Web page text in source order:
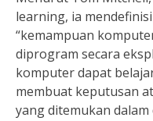
learning, ia
“kemampuan
diprogram secara
komputer dapat
membuat keputusan
yang ditemukan